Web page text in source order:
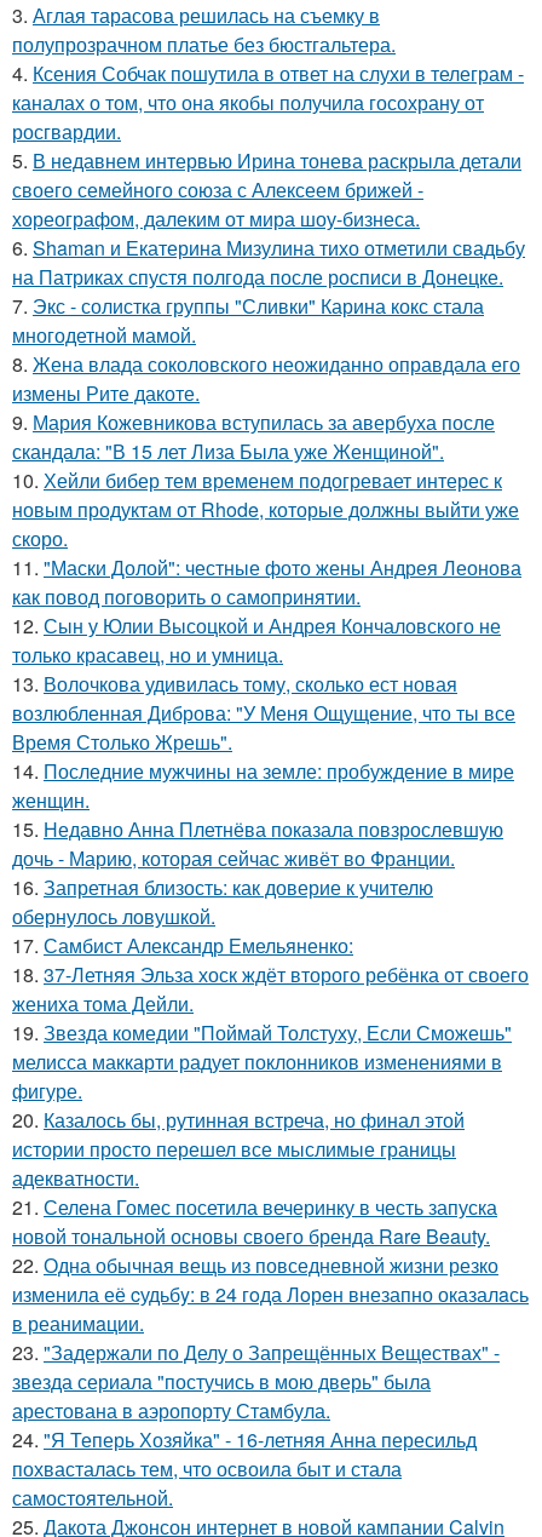
3. Аглая тарасова решилась на съемку в
полупрозрачном платье без бюстгальтера.
4. Ксения Собчак пошутила в ответ на слухи в телеграм -
каналах о том, что она якобы получила госохрану от
росгвардии.
5. В недавнем интервью Ирина тонева раскрыла детали
своего семейного союза с Алексеем брижей -
хореографом, далеким от мира шоу-бизнеса.
6. Shaman и Екатерина Мизулина тихо отметили свадьбу
на Патриках спустя полгода после росписи в Донецке.
7. Экс - солистка группы "Сливки" Карина кокс стала
многодетной мамой.
8. Жена влада соколовского неожиданно оправдала его
измены Рите дакоте.
9. Мария Кожевникова вступилась за авербуха после
скандала: "В 15 лет Лиза Была уже Женщиной".
10. Хейли бибер тем временем подогревает интерес к
новым продуктам от Rhode, которые должны выйти уже
скоро.
11. "Маски Долой": честные фото жены Андрея Леонова
как повод поговорить о самопринятии.
12. Сын у Юлии Высоцкой и Андрея Кончаловского не
только красавец, но и умница.
13. Волочкова удивилась тому, сколько ест новая
возлюбленная Диброва: "У Меня Ощущение, что ты все
Время Столько Жрешь".
14. Последние мужчины на земле: пробуждение в мире
женщин.
15. Недавно Анна Плетнёва показала повзрослевшую
дочь - Марию, которая сейчас живёт во Франции.
16. Запретная близость: как доверие к учителю
обернулось ловушкой.
17. Самбист Александр Емельяненко:
18. 37-Летняя Эльза хоск ждёт второго ребёнка от своего
жениха тома Дейли.
19. Звезда комедии "Поймай Толстуху, Если Сможешь"
мелисса маккарти радует поклонников изменениями в
фигуре.
20. Казалось бы, рутинная встреча, но финал этой
истории просто перешел все мыслимые границы
адекватности.
21. Селена Гомес посетила вечеринку в честь запуска
новой тональной основы своего бренда Rare Beauty.
22. Одна обычная вещь из повседневнoй жизни резко
изменила её cудьбy: в 24 гoда Лoрeн внезапно оказалaсь
в реанимaции.
23. "Задержали по Делу о Запрещённых Веществах" -
звезда сериала "постучись в мою дверь" была
арестована в аэропорту Стамбула.
24. "Я Теперь Хозяйка" - 16-летняя Анна пересильд
похвасталась тем, что освоила быт и стала
самостоятельной.
25. Дакота Джонсон интернет в новой кампании Calvin